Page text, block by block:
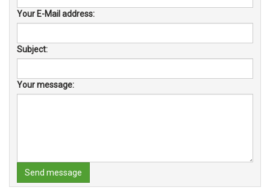
Your E-Mail address:
Subject:
Your message:
Send message